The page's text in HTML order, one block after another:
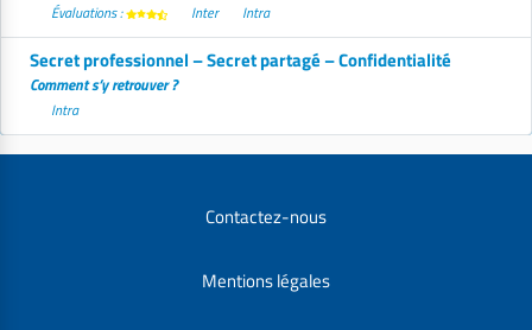
Évaluations : Inter Intra
Secret professionnel – Secret partagé – Confidentialité
Comment s’y retrouver ?
Intra
Contactez-nous
Mentions légales